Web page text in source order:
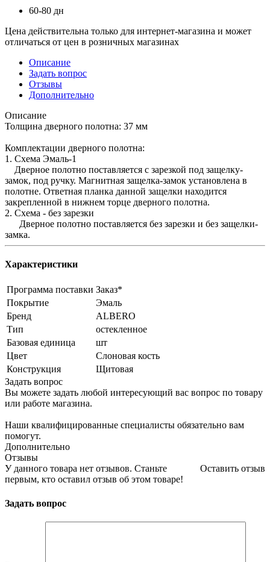
60-80 дн
Цена действительна только для интернет-магазина и может
отличаться от цен в розничных магазинах
Описание
Задать вопрос
Отзывы
Дополнительно
Описание
Толщина дверного полотна: 37 мм
Комплектации дверного полотна:
1. Схема Эмаль-1
Дверное полотно поставляется с зарезкой под защелку-
замок, под ручку. Магнитная защелка-замок установлена в
полотне. Ответная планка данной защелки находится
закрепленной в нижнем торце дверного полотна.
2. Схема - без зарезки
Дверное полотно поставляется без зарезки и без защелки-
замка.
Характеристики
Программа поставки Заказ*
Покрытие
Эмаль
Бренд
ALBERO
Тип
остекленное
Базовая единица
шт
Цвет
Слоновая кость
Конструкция
Щитовая
Задать вопрос
Вы можете задать любой интересующий вас вопрос по товару
или работе магазина.
Наши квалифицированные специалисты обязательно вам
помогут.
Дополнительно
Отзывы
Оставить отзыв
У данного товара нет отзывов. Станьте
первым, кто оставил отзыв об этом товаре!
Задать вопрос